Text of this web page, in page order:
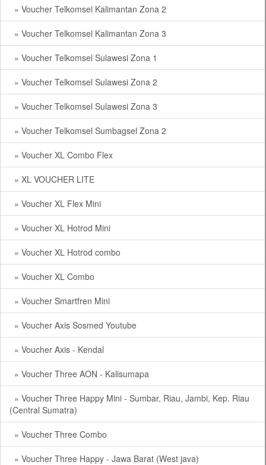
» Voucher Telkomsel Kalimantan Zona 2
» Voucher Telkomsel Kalimantan Zona 3
» Voucher Telkomsel Sulawesi Zona 1
» Voucher Telkomsel Sulawesi Zona 2
» Voucher Telkomsel Sulawesi Zona 3
» Voucher Telkomsel Sumbagsel Zona 2
» Voucher XL Combo Flex
» XL VOUCHER LITE
» Voucher XL Flex Mini
» Voucher XL Hotrod Mini
» Voucher XL Hotrod combo
» Voucher XL Combo
» Voucher Smartfren Mini
» Voucher Axis Sosmed Youtube
» Voucher Axis - Kendal
» Voucher Three AON - Kalisumapa
» Voucher Three Happy Mini - Sumbar, Riau, Jambi, Kep. Riau
(Central Sumatra)
» Voucher Three Combo
» Voucher Three Happy - Jawa Barat (West java)